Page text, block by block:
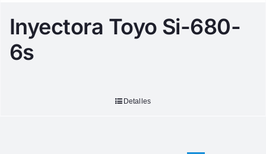
Inyectora Toyo Si-680-
6s
Detalles